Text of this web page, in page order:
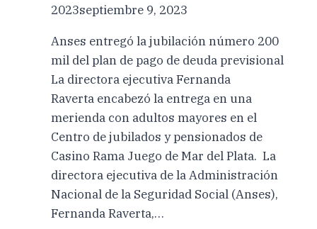
2023septiembre 9, 2023
Anses entregó la jubilación número 200
mil del plan de pago de deuda previsional
La directora ejecutiva Fernanda
Raverta encabezó la entrega en una
merienda con adultos mayores en el
Centro de jubilados y pensionados de
Casino Rama Juego de Mar del Plata. La
directora ejecutiva de la Administración
Nacional de la Seguridad Social (Anses),
Fernanda Raverta,…